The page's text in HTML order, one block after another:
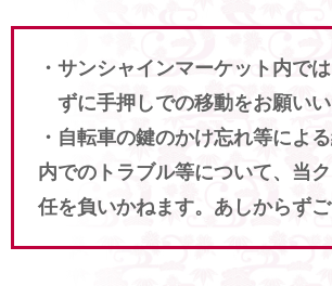
・サンシャインマーケット内で
ずに手押しでの移動をお願いい
・自転車の鍵のかけ忘れ等によ
内でのトラブル等について、当
任を負いかねます。あしからず